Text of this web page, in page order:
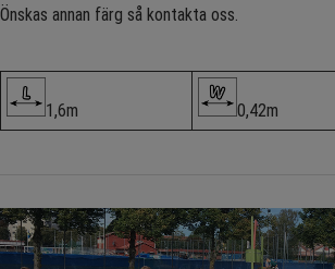
Önskas annan färg så kontakta oss.
1,6m 0,42m